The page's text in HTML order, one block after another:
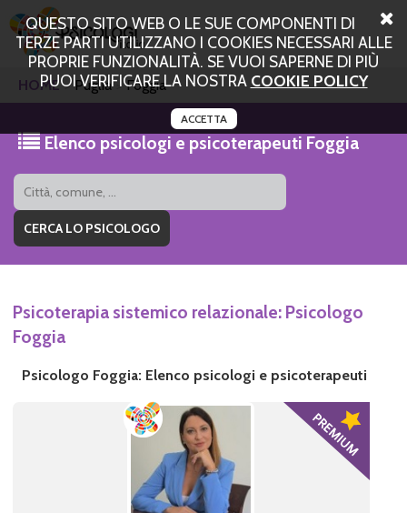
QUESTO SITO WEB O LE SUE COMPONENTI DI
TERZE PARTI UTILIZZANO I COOKIES NECESSARI ALLE
PROPRIE FUNZIONALITÀ. SE VUOI SAPERNE DI PIÙ
PUOI VERIFICARE LA NOSTRA COOKIE POLICY
ACCETTA
HOME Puglia Foggia
Elenco psicologi e psicoterapeuti Foggia
Psicoterapia sistemico relazionale: Psicologo
Foggia
Psicologo Foggia: Elenco psicologi e psicoterapeuti